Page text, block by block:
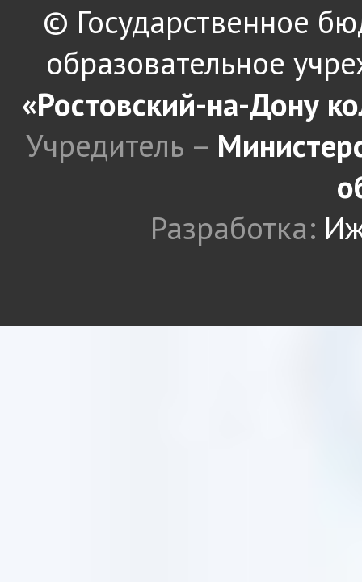
© Государственное
образовательное
«Ростовский-на-Дону
Учредитель –
Разработка: